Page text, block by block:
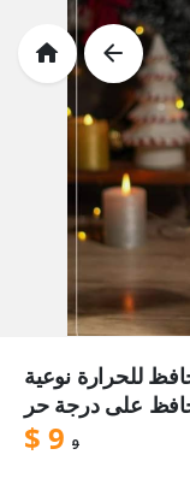
للحرارة نوعية
على درجة حر
$ 9 9